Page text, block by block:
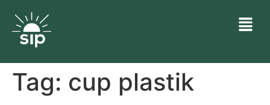
Tag: cup plastik